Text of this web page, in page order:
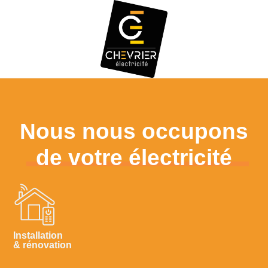
Nous nous occupons
de votre électricité
Installation
& rénovation